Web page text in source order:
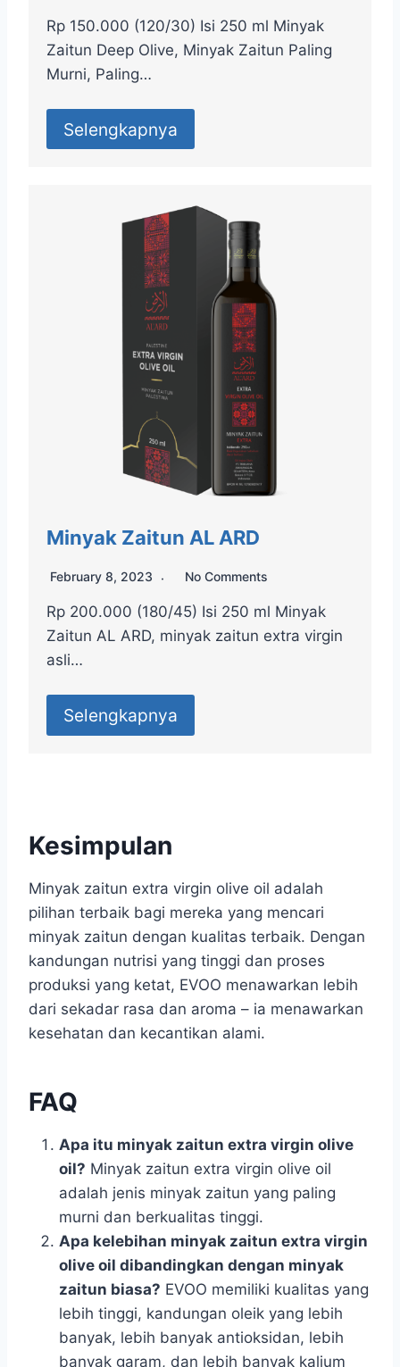
Rp 150.000 (120/30) Isi 250 ml Minyak
Zaitun Deep Olive, Minyak Zaitun Paling
Murni, Paling…
Selengkapnya
Minyak Zaitun AL ARD
February 8, 2023 No Comments
Rp 200.000 (180/45) Isi 250 ml Minyak
Zaitun AL ARD, minyak zaitun extra virgin
asli…
Selengkapnya
Kesimpulan
Minyak zaitun extra virgin olive oil adalah
pilihan terbaik bagi mereka yang mencari
minyak zaitun dengan kualitas terbaik. Dengan
kandungan nutrisi yang tinggi dan proses
produksi yang ketat, EVOO menawarkan lebih
dari sekadar rasa dan aroma – ia menawarkan
kesehatan dan kecantikan alami.
FAQ
Apa itu minyak zaitun extra virgin olive
oil? Minyak zaitun extra virgin olive oil
adalah jenis minyak zaitun yang paling
murni dan berkualitas tinggi.
Apa kelebihan minyak zaitun extra virgin
olive oil dibandingkan dengan minyak
zaitun biasa? EVOO memiliki kualitas yang
lebih tinggi, kandungan oleik yang lebih
banyak, lebih banyak antioksidan, lebih
banyak garam, dan lebih banyak kalium